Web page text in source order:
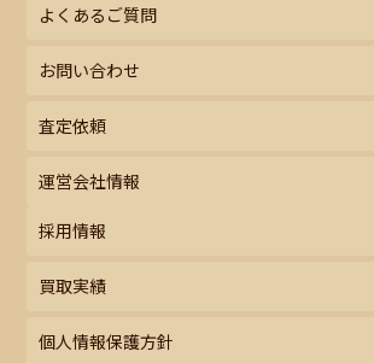
よくあるご質問
お問い合わせ
査定依頼
運営会社情報
採用情報
買取実績
個人情報保護方針